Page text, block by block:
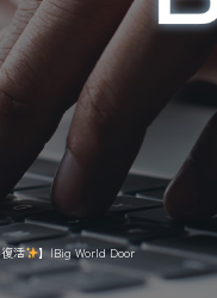
活 】|Big World Door